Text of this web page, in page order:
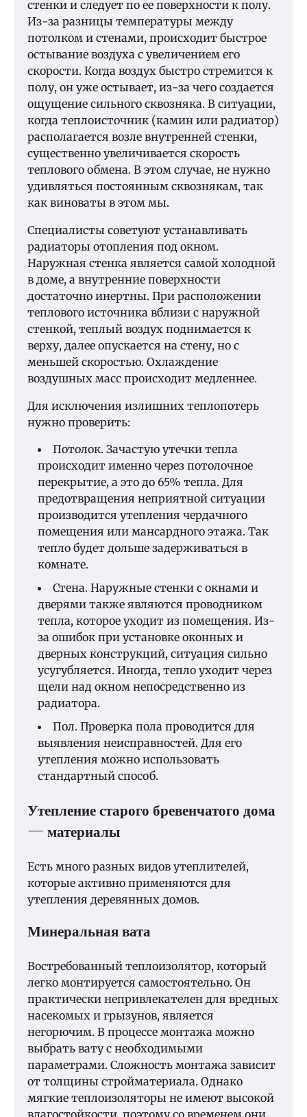
стенки и следует по ее поверхности к полу.
Из-за разницы температуры между
потолком и стенами, происходит быстрое
остывание воздуха с увеличением его
скорости. Когда воздух быстро стремится к
полу, он уже остывает, из-за чего создается
ощущение сильного сквозняка. В ситуации,
когда теплоисточник (камин или радиатор)
располагается возле внутренней стенки,
существенно увеличивается скорость
теплового обмена. В этом случае, не нужно
удивляться постоянным сквознякам, так
как виноваты в этом мы.
Специалисты советуют устанавливать
радиаторы отопления под окном.
Наружная стенка является самой холодной
в доме, а внутренние поверхности
достаточно инертны. При расположении
теплового источника вблизи с наружной
стенкой, теплый воздух поднимается к
верху, далее опускается на стену, но с
меньшей скоростью. Охлаждение
воздушных масс происходит медленнее.
Для исключения излишних теплопотерь
нужно проверить:
Потолок. Зачастую утечки тепла
происходит именно через потолочное
перекрытие, а это до 65% тепла. Для
предотвращения неприятной ситуации
производится утепления чердачного
помещения или мансардного этажа. Так
тепло будет дольше задерживаться в
комнате.
Стена. Наружные стенки с окнами и
дверями также являются проводником
тепла, которое уходит из помещения. Из-
за ошибок при установке оконных и
дверных конструкций, ситуация сильно
усугубляется. Иногда, тепло уходит через
щели над окном непосредственно из
радиатора.
Пол. Проверка пола проводится для
выявления неисправностей. Для его
утепления можно использовать
стандартный способ.
Утепление старого бревенчатого дома
— материалы
Есть много разных видов утеплителей,
которые активно применяются для
утепления деревянных домов.
Минеральная вата
Востребованный теплоизолятор, который
легко монтируется самостоятельно. Он
практически непривлекателен для вредных
насекомых и грызунов, является
негорючим. В процессе монтажа можно
выбрать вату с необходимыми
параметрами. Сложность монтажа зависит
от толщины стройматериала. Однако
мягкие теплоизоляторы не имеют высокой
влагостойкости, поэтому со временем они